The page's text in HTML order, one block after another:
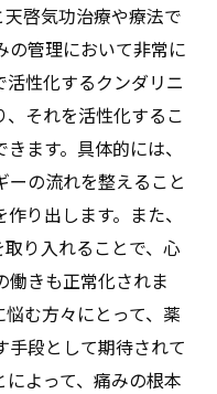
治療や療法)で痛み
するクンダリニー
功治療や療法で活
役割
性化するエネルギ
較
療法)が医学的治療
性化するクンダリ
啓気功治療や療法で
の管理において非常に
性化するクンダリニ
それを活性化するこ
ます。具体的には、
の流れを整えること
り出します。また、
り入れることで、心
働きも正常化されま
む方々にとって、薬
手段として期待されて
よって、痛みの根本